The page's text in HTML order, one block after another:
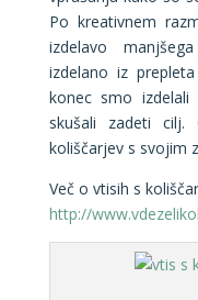
Po kreativnem
izdelavo
izdelano iz
konec smo
skušali zadeti
koliščarjev s svojim
Več o vtisih s
http://